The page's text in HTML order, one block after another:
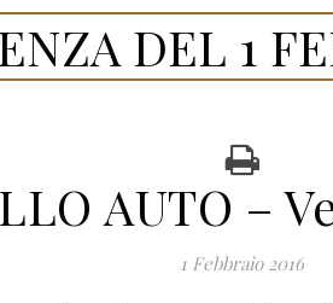
DEL 1
AUTO –
1 Febbraio 2016